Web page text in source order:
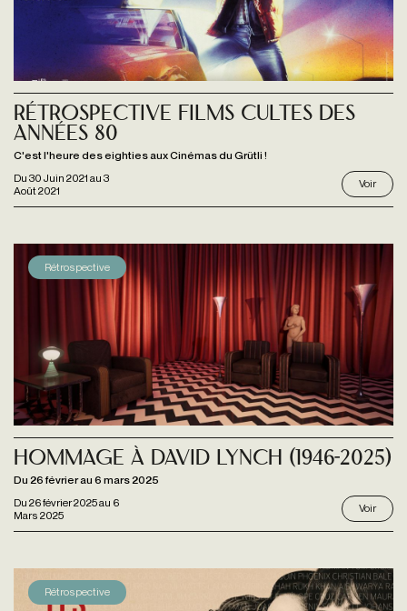
Du 30 Juin 2021 au 3
Août 2021
Rétrospective Films cultes des
années 80
C'est l'heure des eighties aux Cinémas du Grütli !
Voir
Rétrospective
Du 26 février 2025au 6
Mars 2025
Hommage à David Lynch (1946-2025)
Du 26 février au 6 mars 2025
Voir
Rétrospective